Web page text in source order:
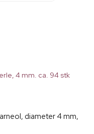
4 mm. ca. 94 stk
diameter 4 mm,